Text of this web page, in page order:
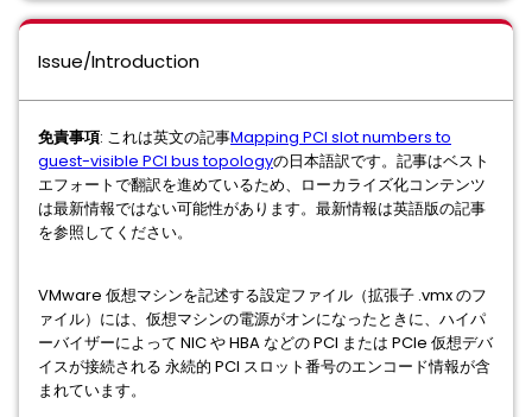
Issue/Introduction
免責事項: これは英文の記事Mapping PCI slot numbers to
guest-visible PCI bus topologyの日本語訳です。記事はベスト
エフォートで翻訳を進めているため、ローカライズ化コンテンツ
は最新情報ではない可能性があります。最新情報は英語版の記事
を参照してください。
VMware 仮想マシンを記述する設定ファイル（拡張子 .vmx のフ
ァイル）には、仮想マシンの電源がオンになったときに、ハイパ
ーバイザーによって NIC や HBA などの PCI または PCIe 仮想デバ
イスが接続される 永続的 PCI スロット番号のエンコード情報が含
まれています。